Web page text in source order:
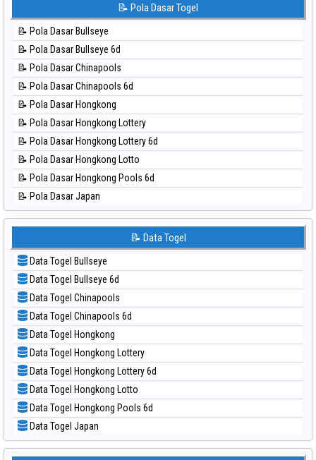
⚽ Bola Hitam Taiwan
📊 Statistik Kuda Lari
📊 Statistik Magnum Cambodia
📊 Statistik Nagoya
📊 Statistik New York Midday
📊 Statistik North Carolina Day
📊 Statistik Pcso
📊 Statistik Pennsylvania Day
📊 Statistik Sao Paulo
📊 Statistik Singapore
📊 Statistik Sydney
📊 Statistik Sydney Lottery
📊 Statistik Sydney Lottery 6d
📊 Statistik Sydney Pools 6d
📊 Statistik Taipei
📊 Statistik Taiwan
📝 Pola Dasar Togel
📝 Pola Dasar Bullseye
📝 Pola Dasar Bullseye 6d
📝 Pola Dasar Chinapools
📝 Pola Dasar Chinapools 6d
📝 Pola Dasar Hongkong
📝 Pola Dasar Hongkong Lottery
📝 Pola Dasar Hongkong Lottery 6d
📝 Pola Dasar Hongkong Lotto
📝 Pola Dasar Hongkong Pools 6d
📝 Pola Dasar Japan
📝 Pola Dasar Japan 6d
📝 Pola Dasar Kuda Lari
📝 Pola Dasar Magnum Cambodia
📝 Pola Dasar Nagoya
📝 Pola Dasar North Carolina Day
📝 Pola Dasar Pcso
📝 Pola Dasar Sao Paulo
📝 Pola Dasar Singapore
📝 Pola Dasar Sydney
📝 Pola Dasar Sydney Lottery
📝 Pola Dasar Sydney Lottery 6d
📝 Pola Dasar Sydney Lotto
📝 Pola Dasar Sydney Pools 6d
📝 Data Togel
Data Togel Bullseye
Data Togel Bullseye 6d
Data Togel Chinapools
Data Togel Chinapools 6d
Data Togel Hongkong
Data Togel Hongkong Lottery
Data Togel Hongkong Lottery 6d
Data Togel Hongkong Lotto
Data Togel Hongkong Pools 6d
Data Togel Japan
Data Togel Japan 6d